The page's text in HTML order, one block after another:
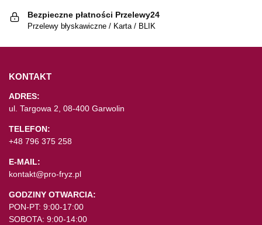
Bezpieczne płatności Przelewy24
Przelewy błyskawiczne / Karta / BLIK
KONTAKT
ADRES:
ul. Targowa 2, 08-400 Garwolin
TELEFON:
+48 796 375 258
E-MAIL:
kontakt@pro-fryz.pl
GODZINY OTWARCIA:
PON-PT: 9:00-17:00
SOBOTA: 9:00-14:00